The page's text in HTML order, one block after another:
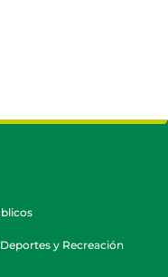
y Recreación